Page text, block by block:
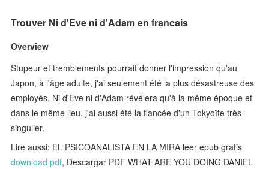
Trouver Ni d'Eve ni d'Adam en francais
Overview
Stupeur et tremblements pourrait donner l'impression qu'au
Japon, à l'âge adulte, j'ai seulement été la plus désastreuse des
employés. Ni d'Eve ni d'Adam révélera qu'à la même époque et
dans le même lieu, j'ai aussi été la fiancée d'un Tokyoïte très
singulier.
Lire aussi: EL PSICOANALISTA EN LA MIRA leer epub gratis
download pdf, Descargar PDF WHAT ARE YOU DOING DANIEL